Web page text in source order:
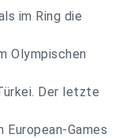
im Ring die
Olympischen
Der letzte
European-Games